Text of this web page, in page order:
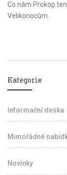
Co nám Prokop
Velikonocům.
Kategorie
Informační deska
Mimořádné
Novinky